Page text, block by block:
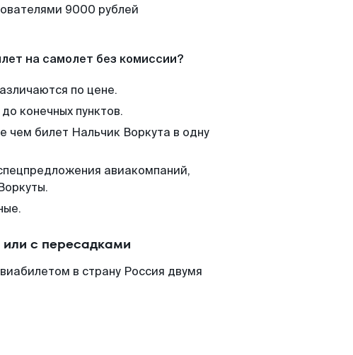
9000 рублей
на самолет без комиссии?
по цене.
конечных пунктов.
чем билет Нальчик Воркута в одну
авиакомпаний,
с пересадками
в страну Россия двумя